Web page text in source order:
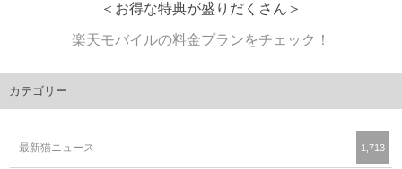
＜お得な特典が盛りだくさん＞
楽天モバイルの料金プランをチェック！
カテゴリー
最新猫ニュース 1,713